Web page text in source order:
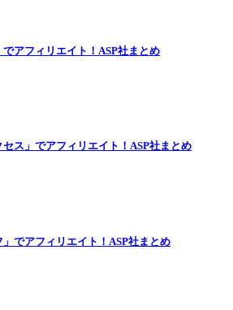
でアフィリエイト！ASP社まとめ
セス」でアフィリエイト！ASP社まとめ
」でアフィリエイト！ASP社まとめ